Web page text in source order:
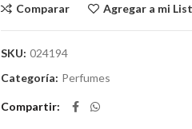
Comparar Agregar a mi
SKU: 024194
Categoría: Perfumes
Compartir